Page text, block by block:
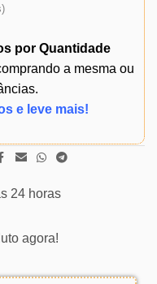
por Quantidade
a mesma ou
e leve mais!
24 horas
agora!